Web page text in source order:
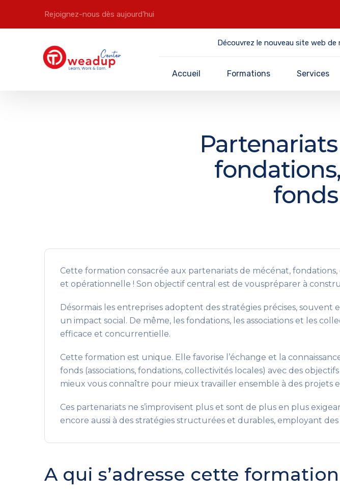
Rejoignez-nous dès aujourd’hui
Découvrez le nouveau site web de
Accueil Formations Services
Cette formation consacrée aux partenariats de mécénat,
et opérationnelle ! Son objectif central est de vouspréparer à
Désormais les entreprises adoptent des stratégies précises,
un impact social. De même, les fondations, les associations et les
efficace et concurrentielle.
Cette formation est unique. Elle favorise l’échange et la
fonds (associations, fondations, collectivités locales) avec des
mieux vous connaître pour mieux travailler ensemble à des projets
Ces partenariats ne s’improvisent plus et sont de plus en plus
encore aussi à des stratégies structurées et durables, employant
A qui s’adresse cette